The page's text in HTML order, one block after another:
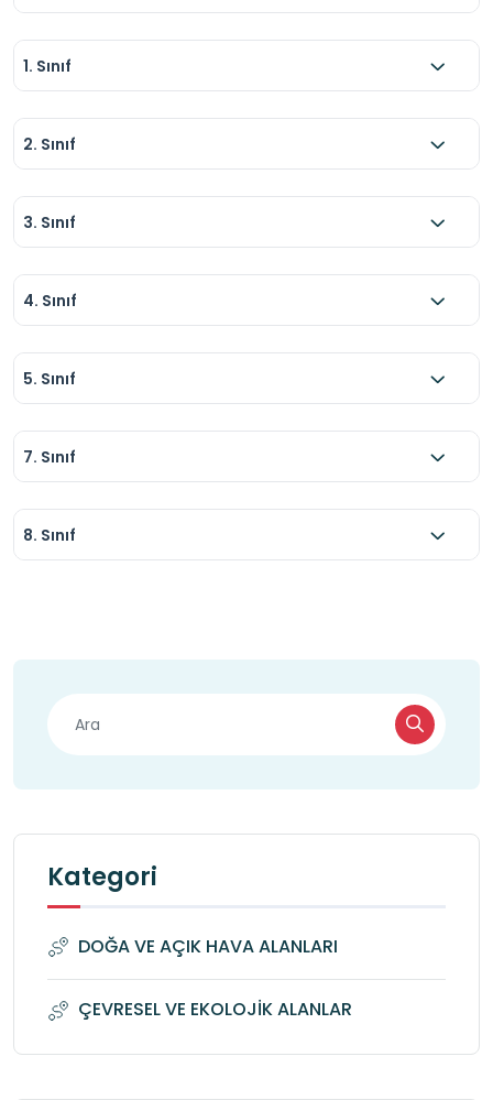
1. Sınıf
2. Sınıf
3. Sınıf
4. Sınıf
5. Sınıf
7. Sınıf
8. Sınıf
Kategori
DOĞA VE AÇIK HAVA ALANLARI
ÇEVRESEL VE EKOLOJİK ALANLAR